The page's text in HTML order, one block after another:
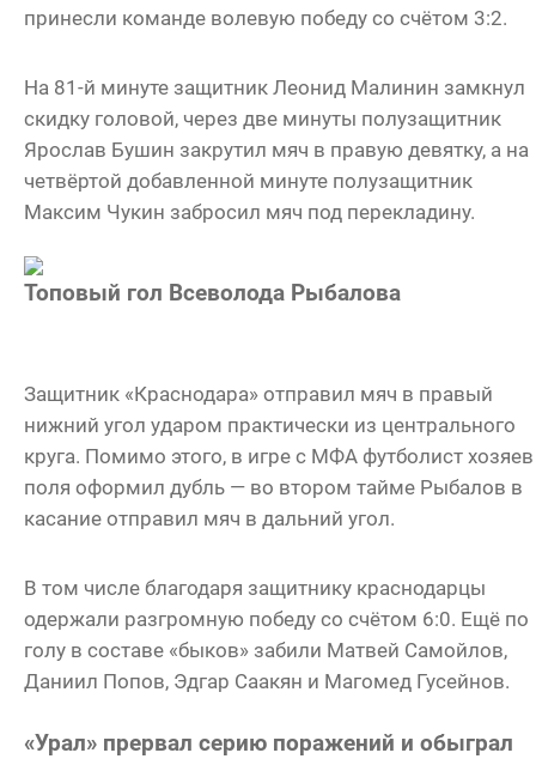
принесли команде волевую победу со счётом 3:2.
На 81-й минуте защитник Леонид Малинин замкнул
скидку головой, через две минуты полузащитник
Ярослав Бушин закрутил мяч в правую девятку, а на
четвёртой добавленной минуте полузащитник
Максим Чукин забросил мяч под перекладину.
Топовый гол Всеволода Рыбалова
Защитник «Краснодара» отправил мяч в правый
нижний угол ударом практически из центрального
круга. Помимо этого, в игре с МФА футболист хозяев
поля оформил дубль — во втором тайме Рыбалов в
касание отправил мяч в дальний угол.
В том числе благодаря защитнику краснодарцы
одержали разгромную победу со счётом 6:0. Ещё по
голу в составе «быков» забили Матвей Самойлов,
Даниил Попов, Эдгар Саакян и Магомед Гусейнов.
«Урал» прервал серию поражений и обыграл